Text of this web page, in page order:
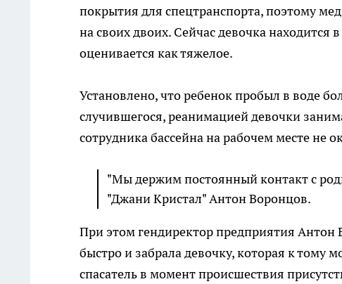
покрытия для спецтранспорта, поэтому
на своих двоих. Сейчас девочка
оценивается как тяжелое.
Установлено, что ребенок пробыл в воде
случившегося, реанимацией девочки
сотрудника бассейна на рабочем месте не
"Мы держим постоянный контакт с
"Джани Кристал" Антон Воронцов.
При этом гендиректор предприятия Антон
быстро и забрала девочку, которая к тому
спасатель в момент происшествия